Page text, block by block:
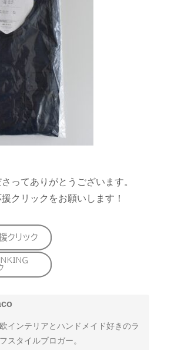
ってありがとうございます。
クリックをお願いします！
インテリアとハンドメイド好きのラ
スタイルブロガー。